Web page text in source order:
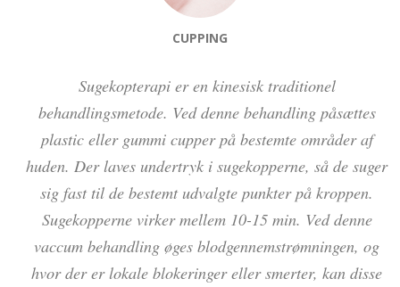
CUPPING
Sugekopterapi er en kinesisk traditionel
behandlingsmetode. Ved denne behandling påsættes
plastic eller gummi cupper på bestemte områder af
huden. Der laves undertryk i sugekopperne, så de suger
sig fast til de bestemt udvalgte punkter på kroppen.
Sugekopperne virker mellem 10-15 min. Ved denne
vaccum behandling øges blodgennemstrømningen, og
hvor der er lokale blokeringer eller smerter, kan disse